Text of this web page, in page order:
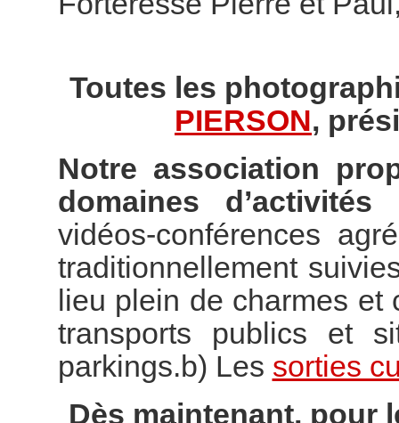
Toutes les
PIERSON,
Notre association
domaines d’activités
vidéos-conférences
traditionnellement
lieu plein de charmes et
transports publics et
parkings.b) Les sorties
Dès maintenant, pour